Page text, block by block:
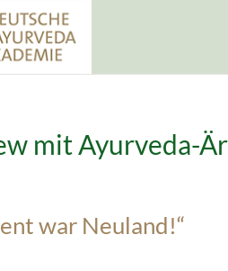
mit Ayurveda-
war Neuland!“